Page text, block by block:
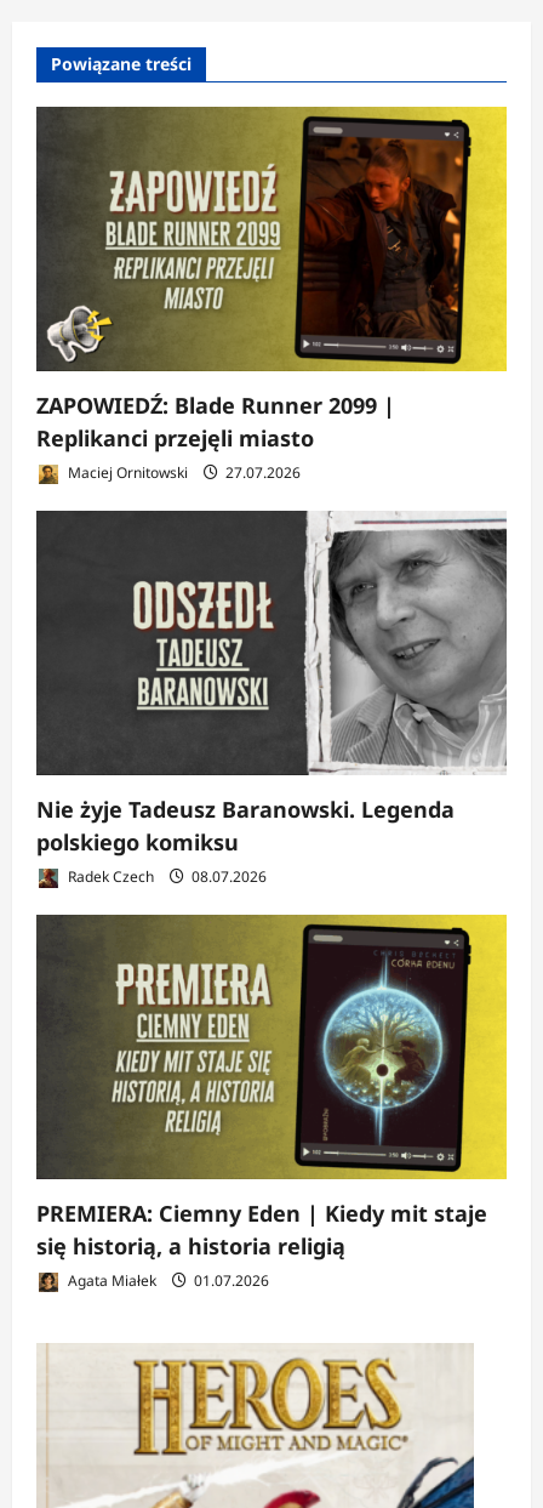
Powiązane treści
ZAPOWIEDŹ: Blade Runner 2099 |
Replikanci przejęli miasto
Maciej Ornitowski 27.07.2026
Nie żyje Tadeusz Baranowski. Legenda
polskiego komiksu
Radek Czech 08.07.2026
PREMIERA: Ciemny Eden | Kiedy mit staje
się historią, a historia religią
Agata Miałek 01.07.2026